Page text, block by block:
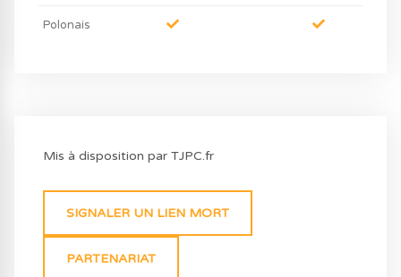
Polonais
Mis à disposition par TJPC.fr
SIGNALER UN LIEN MORT
PARTENARIAT